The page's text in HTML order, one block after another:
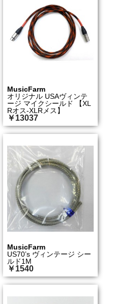
MusicFarm
オリジナル USAヴィンテ
ージ マイクシールド 【XL
Rオス-XLRメス】
￥13037
MusicFarm
US70’s ヴィンテージ シー
ルド1M
￥1540